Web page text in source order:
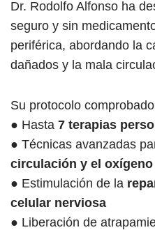
Dr. Rodolfo Alfonso ha
seguro y sin
periférica, abordando la
dañados y la mala
Su protocolo
● Hasta 7 terapias
● Técnicas avanzadas
circulación y el oxígeno
● Estimulación de la
celular nerviosa
● Liberación de